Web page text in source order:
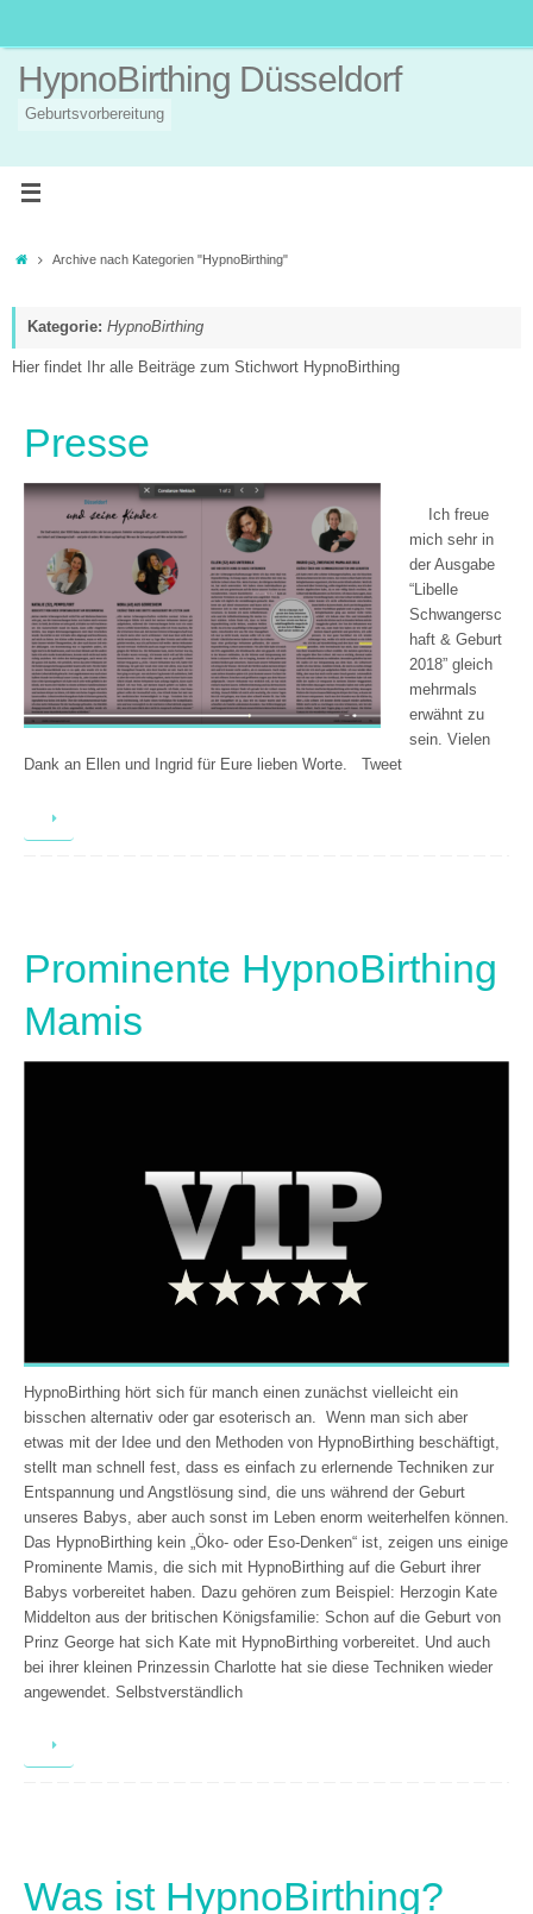
HypnoBirthing Düsseldorf
Geburtsvorbereitung
Startseite
Archive nach Kategorien "HypnoBirthing"
Kategorie: HypnoBirthing
Hier findet Ihr alle Beiträge zum Stichwort HypnoBirthing
Presse
Ich freue
mich sehr in
der Ausgabe
“Libelle
Schwangersc
haft & Geburt
2018” gleich
mehrmals
erwähnt zu
sein. Vielen
Dank an Ellen und Ingrid für Eure lieben Worte. Tweet
Prominente HypnoBirthing
Mamis
HypnoBirthing hört sich für manch einen zunächst vielleicht ein
bisschen alternativ oder gar esoterisch an. Wenn man sich aber
etwas mit der Idee und den Methoden von HypnoBirthing beschäftigt,
stellt man schnell fest, dass es einfach zu erlernende Techniken zur
Entspannung und Angstlösung sind, die uns während der Geburt
unseres Babys, aber auch sonst im Leben enorm weiterhelfen können.
Das HypnoBirthing kein „Öko- oder Eso-Denken“ ist, zeigen uns einige
Prominente Mamis, die sich mit HypnoBirthing auf die Geburt ihrer
Babys vorbereitet haben. Dazu gehören zum Beispiel: Herzogin Kate
Middelton aus der britischen Königsfamilie: Schon auf die Geburt von
Prinz George hat sich Kate mit HypnoBirthing vorbereitet. Und auch
bei ihrer kleinen Prinzessin Charlotte hat sie diese Techniken wieder
angewendet. Selbstverständlich
Was ist HypnoBirthing?